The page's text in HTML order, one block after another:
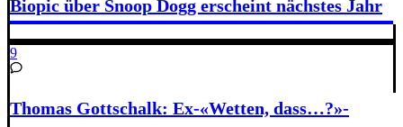
Biopic über Snoop Dogg erscheint nächstes Jahr
9
Thomas Gottschalk: Ex-«Wetten, dass…?»-